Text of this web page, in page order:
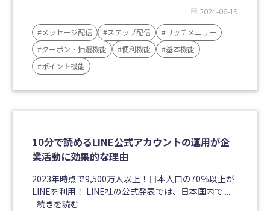
2024-06-19
#メッセージ配信 #ステップ配信
#リッチメニュー
#クーポン・抽選機能
#便利機能
#基本機能
#ポイント機能
10分で読めるLINE公式アカウントの運用が企
業活動に効果的な理由
2023年時点で9,500万人以上！日本人口の70％以上が
LINEを利用！ LINE社の公式発表では、日本国内で......
続きを読む